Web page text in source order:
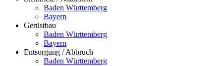
Baden Württemberg
Bayern
Gerüstbau
Baden Württemberg
Bayern
Entsorgung / Abbruch
Baden Württemberg